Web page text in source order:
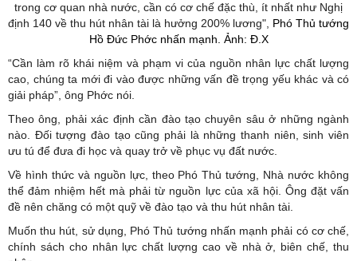
trong cơ quan nhà nước, cần có cơ chế đặc thù, ít nhất như Nghị
định 140 về thu hút nhân tài là hưởng 200% lương", Phó Thủ tướng
Hồ Đức Phớc nhấn mạnh. Ảnh: Đ.X
“Cần làm rõ khái niệm và phạm vi của nguồn nhân lực chất lượng
cao, chúng ta mới đi vào được những vấn đề trọng yếu khác và có
giải pháp”, ông Phớc nói.
Theo ông, phải xác định cần đào tạo chuyên sâu ở những ngành
nào. Đối tượng đào tạo cũng phải là những thanh niên, sinh viên
ưu tú để đưa đi học và quay trở về phục vụ đất nước.
Về hình thức và nguồn lực, theo Phó Thủ tướng, Nhà nước không
thể đảm nhiệm hết mà phải từ nguồn lực của xã hội. Ông đặt vấn
đề nên chăng có một quỹ về đào tạo và thu hút nhân tài.
Muốn thu hút, sử dụng, Phó Thủ tướng nhấn mạnh phải có cơ chế,
chính sách cho nhân lực chất lượng cao về nhà ở, biên chế, thu